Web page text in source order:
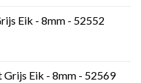
Eik - 8mm - 52552
Grijs Eik - 8mm - 52569